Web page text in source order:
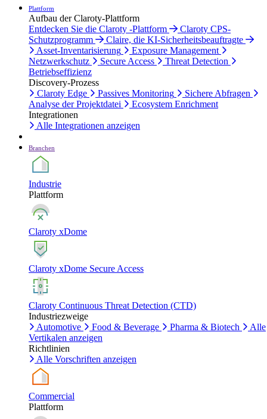
Plattform
Aufbau der Claroty-Plattform
Entdecken Sie die Claroty -Plattform
Claroty CPS-
Schutzprogramm
Claire, die KI-Sicherheitsbeauftragte
Asset-Inventarisierung
Exposure Management
Netzwerkschutz
Secure Access
Threat Detection
Betriebseffizienz
Discovery-Prozess
Claroty Edge
Passives Monitoring
Sichere Abfragen
Analyse der Projektdatei
Ecosystem Enrichment
Integrationen
Alle Integrationen anzeigen
Branchen
Industrie
Plattform
Claroty xDome
Claroty xDome Secure Access
Claroty Continuous Threat Detection (CTD)
Industriezweige
Automotive
Food & Beverage Pharma & Biotech
Alle
Vertikalen anzeigen
Richtlinien
Alle Vorschriften anzeigen
Commercial
Plattform